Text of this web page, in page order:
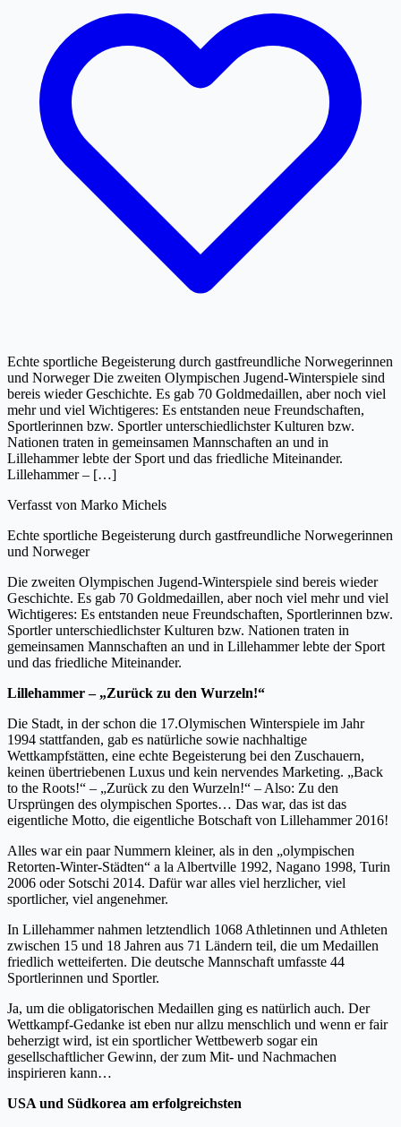
Echte sportliche Begeisterung durch gastfreundliche Norwegerinnen
und Norweger Die zweiten Olympischen Jugend-Winterspiele sind
bereis wieder Geschichte. Es gab 70 Goldmedaillen, aber noch viel
mehr und viel Wichtigeres: Es entstanden neue Freundschaften,
Sportlerinnen bzw. Sportler unterschiedlichster Kulturen bzw.
Nationen traten in gemeinsamen Mannschaften an und in
Lillehammer lebte der Sport und das friedliche Miteinander.
Lillehammer – […]
Verfasst von Marko Michels
Echte sportliche Begeisterung durch gastfreundliche Norwegerinnen
und Norweger
Die zweiten Olympischen Jugend-Winterspiele sind bereis wieder
Geschichte. Es gab 70 Goldmedaillen, aber noch viel mehr und viel
Wichtigeres: Es entstanden neue Freundschaften, Sportlerinnen bzw.
Sportler unterschiedlichster Kulturen bzw. Nationen traten in
gemeinsamen Mannschaften an und in Lillehammer lebte der Sport
und das friedliche Miteinander.
Lillehammer – „Zurück zu den Wurzeln!“
Die Stadt, in der schon die 17.Olymischen Winterspiele im Jahr
1994 stattfanden, gab es natürliche sowie nachhaltige
Wettkampfstätten, eine echte Begeisterung bei den Zuschauern,
keinen übertriebenen Luxus und kein nervendes Marketing. „Back
to the Roots!“ – „Zurück zu den Wurzeln!“ – Also: Zu den
Ursprüngen des olympischen Sportes… Das war, das ist das
eigentliche Motto, die eigentliche Botschaft von Lillehammer 2016!
Alles war ein paar Nummern kleiner, als in den „olympischen
Retorten-Winter-Städten“ a la Albertville 1992, Nagano 1998, Turin
2006 oder Sotschi 2014. Dafür war alles viel herzlicher, viel
sportlicher, viel angenehmer.
In Lillehammer nahmen letztendlich 1068 Athletinnen und Athleten
zwischen 15 und 18 Jahren aus 71 Ländern teil, die um Medaillen
friedlich wetteiferten. Die deutsche Mannschaft umfasste 44
Sportlerinnen und Sportler.
Ja, um die obligatorischen Medaillen ging es natürlich auch. Der
Wettkampf-Gedanke ist eben nur allzu menschlich und wenn er fair
beherzigt wird, ist ein sportlicher Wettbewerb sogar ein
gesellschaftlicher Gewinn, der zum Mit- und Nachmachen
inspirieren kann…
USA und Südkorea am erfolgreichsten